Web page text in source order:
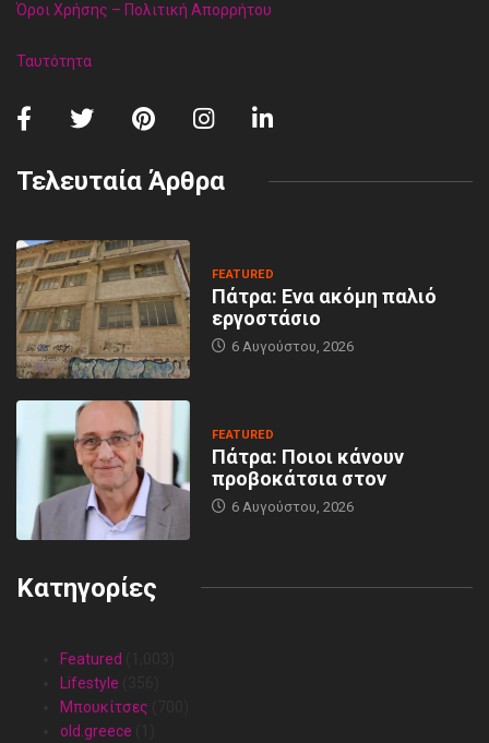
Όροι Χρήσης – Πολιτική Απορρήτου
Ταυτότητα
Τελευταία Άρθρα
FEATURED
Πάτρα: Ενα ακόμη παλιό
εργοστάσιο
6 Αυγούστου, 2026
FEATURED
Πάτρα: Ποιοι κάνουν
προβοκάτσια στον
6 Αυγούστου, 2026
Κατηγορίες
Featured
Lifestyle
Mπουκίτσες
old.greece